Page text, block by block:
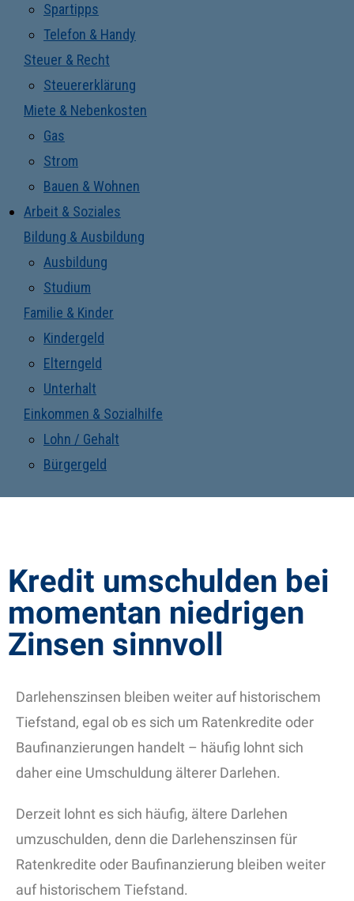
Spartipps
Telefon & Handy
Steuer & Recht
Steuererklärung
Miete & Nebenkosten
Gas
Strom
Bauen & Wohnen
Arbeit & Soziales
Bildung & Ausbildung
Ausbildung
Studium
Familie & Kinder
Kindergeld
Elterngeld
Unterhalt
Einkommen & Sozialhilfe
Lohn / Gehalt
Bürgergeld
Kredit umschulden bei
momentan niedrigen
Zinsen sinnvoll
Darlehenszinsen bleiben weiter auf historischem
Tiefstand, egal ob es sich um Ratenkredite oder
Baufinanzierungen handelt – häufig lohnt sich
daher eine Umschuldung älterer Darlehen.
Derzeit lohnt es sich häufig, ältere Darlehen
umzuschulden, denn die Darlehenszinsen für
Ratenkredite oder Baufinanzierung bleiben weiter
auf historischem Tiefstand.